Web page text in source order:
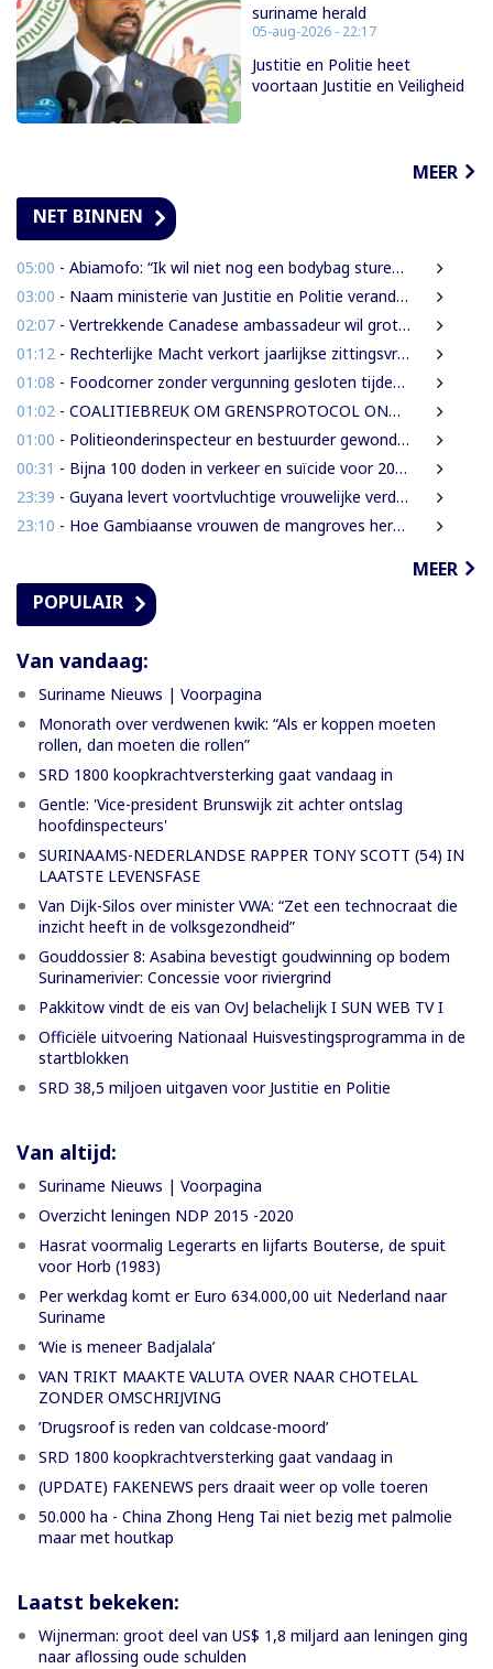
suriname herald
05-aug-2026 - 22:17
Justitie en Politie heet
voortaan Justitie en Veiligheid
MEER
NET BINNEN
05:00 - Abiamofo: “Ik wil niet nog een bodybag sturen naar dat gebied”
03:00 - Naam ministerie van Justitie en Politie verandert naar Justitie en Veiligheid
02:07 - Vertrekkende Canadese ambassadeur wil grotere rol voor Canada in Suriname
01:12 - Rechterlijke Macht verkort jaarlijkse zittingsvrije periode naar één maand
01:08 - Foodcorner zonder vergunning gesloten tijdens derde dag integrale controles
01:02 - COALITIEBREUK OM GRENSPROTOCOL ONWAARSCHIJNLIJK
01:00 - Politieonderinspecteur en bestuurder gewond nadat auto over de kop slaat
00:31 - Bijna 100 doden in verkeer en suïcide voor 2026 is veel te veel’, zegt Lau
23:39 - Guyana levert voortvluchtige vrouwelijke verdachte in mensenhandel uit aan Suriname
23:10 - Hoe Gambiaanse vrouwen de mangroves herstellen die Banjul beschermen
MEER
POPULAIR
Van vandaag:
Suriname Nieuws | Voorpagina
Monorath over verdwenen kwik: “Als er koppen moeten
rollen, dan moeten die rollen”
SRD 1800 koopkrachtversterking gaat vandaag in
Gentle: 'Vice-president Brunswijk zit achter ontslag
hoofdinspecteurs'
SURINAAMS-NEDERLANDSE RAPPER TONY SCOTT (54) IN
LAATSTE LEVENSFASE
Van Dijk-Silos over minister VWA: “Zet een technocraat die
inzicht heeft in de volksgezondheid”
Gouddossier 8: Asabina bevestigt goudwinning op bodem
Surinamerivier: Concessie voor riviergrind
Pakkitow vindt de eis van OvJ belachelijk I SUN WEB TV I
Officiële uitvoering Nationaal Huisvestingsprogramma in de
startblokken
SRD 38,5 miljoen uitgaven voor Justitie en Politie
Van altijd:
Suriname Nieuws | Voorpagina
Overzicht leningen NDP 2015 -2020
Hasrat voormalig Legerarts en lijfarts Bouterse, de spuit
voor Horb (1983)
Per werkdag komt er Euro 634.000,00 uit Nederland naar
Suriname
‘Wie is meneer Badjalala’
VAN TRIKT MAAKTE VALUTA OVER NAAR CHOTELAL
ZONDER OMSCHRIJVING
’Drugsroof is reden van coldcase-moord’
SRD 1800 koopkrachtversterking gaat vandaag in
(UPDATE) FAKENEWS pers draait weer op volle toeren
50.000 ha - China Zhong Heng Tai niet bezig met palmolie
maar met houtkap
Laatst bekeken:
Wijnerman: groot deel van US$ 1,8 miljard aan leningen ging
naar aflossing oude schulden